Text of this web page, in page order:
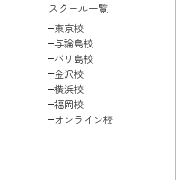
スクール一覧
東京校
与論島校
バリ島校
金沢校
横浜校
福岡校
オンライン校